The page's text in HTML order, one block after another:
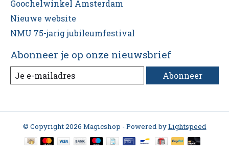
Goochelwinkel Amsterdam
Nieuwe website
NMU 75-jarig jubileumfestival
Abonneer je op onze nieuwsbrief
Abonneer
© Copyright 2026 Magicshop - Powered byLightspeed